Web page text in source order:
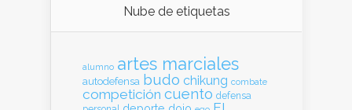
Nube de etiquetas
alumno artes marciales
autodefensa budo chikung combate
competición cuento defensa